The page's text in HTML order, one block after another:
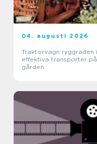
04. augusti 2026
Traktorvagn ryggraden i
effektiva transporter på
gården